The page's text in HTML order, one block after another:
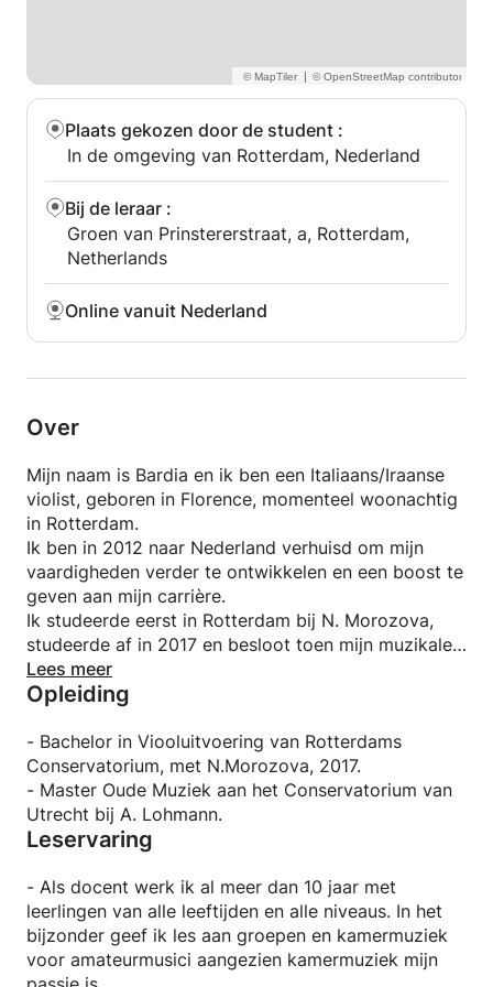
|
Plaats gekozen door de student :
In de omgeving van Rotterdam, Nederland
Bij de leraar :
Groen van Prinstererstraat, a, Rotterdam,
Netherlands
Online vanuit Nederland
Over
Mijn naam is Bardia en ik ben een Italiaans/Iraanse
violist, geboren in Florence, momenteel woonachtig
in Rotterdam.
Ik ben in 2012 naar Nederland verhuisd om mijn
vaardigheden verder te ontwikkelen en een boost te
geven aan mijn carrière.
Ik studeerde eerst in Rotterdam bij N. Morozova,
studeerde af in 2017 en besloot toen mijn muzikale
kennis te verdiepen door een Master in Oude Muziek
te starten in Utrecht.
Lees meer
Opleiding
- Bachelor in Viooluitvoering van Rotterdams
Conservatorium, met N.Morozova, 2017.
- Master Oude Muziek aan het Conservatorium van
Utrecht bij A. Lohmann.
Leservaring
- Als docent werk ik al meer dan 10 jaar met
leerlingen van alle leeftijden en alle niveaus. In het
bijzonder geef ik les aan groepen en kamermuziek
voor amateurmusici aangezien kamermuziek mijn